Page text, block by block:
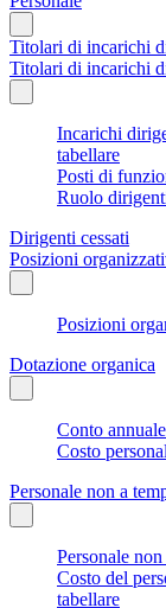
Titolari di incarichi
Titolari di incarichi
Incarichi
tabellare
Posti di
Ruolo
Dirigenti cessati
Posizioni
Posizioni
Dotazione organica
Conto
Costo
Personale non a
Personale
Costo del
tabellare